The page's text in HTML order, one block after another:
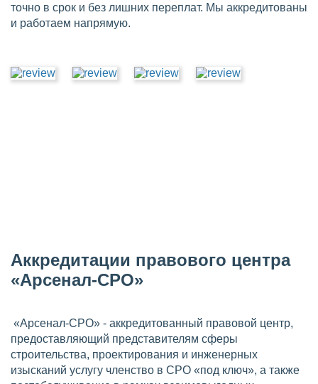
точно в срок и без лишних переплат. Мы аккредитованы
и работаем напрямую.
Аккредитации правового центра
«Арсенал-СРО»
«Арсенал-СРО» - аккредитованный правовой центр,
предоставляющий представителям сферы
строительства, проектирования и инженерных
изысканий услугу членство в СРО «под ключ», а также